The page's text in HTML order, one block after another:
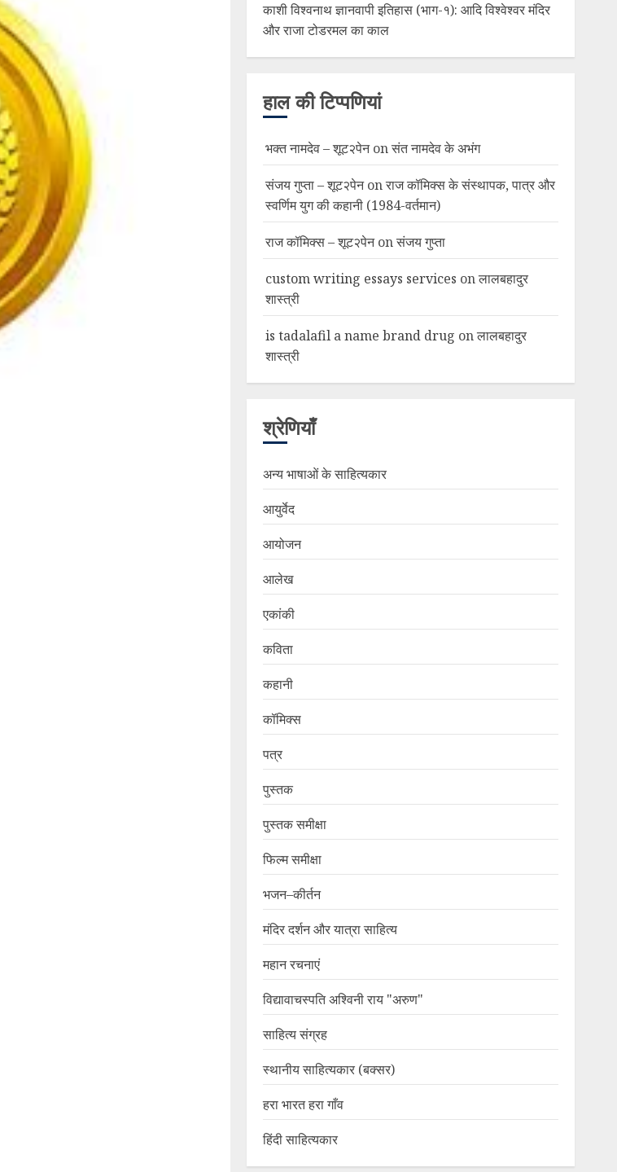
काशी विश्वनाथ ज्ञानवापी इतिहास (भाग-१): आदि विश्वेश्वर मंदिर
और राजा टोडरमल का काल
हाल की टिप्पणियां
भक्त नामदेव – शूट२पेनonसंत नामदेव के अभंग
संजय गुप्ता – शूट२पेनonराज कॉमिक्स के संस्थापक, पात्र और
स्वर्णिम युग की कहानी (1984-वर्तमान)
राज कॉमिक्स – शूट२पेनonसंजय गुप्ता
custom writing essays services onलालबहादुर
शास्त्री
is tadalafil a name brand drug onलालबहादुर
शास्त्री
श्रेणियाँ
अन्य भाषाओं के साहित्यकार
आयुर्वेद
आयोजन
आलेख
एकांकी
कविता
कहानी
कॉमिक्स
पत्र
पुस्तक
पुस्तक समीक्षा
फिल्म समीक्षा
भजन–कीर्तन
मंदिर दर्शन और यात्रा साहित्य
महान रचनाएं
विद्यावाचस्पति अश्विनी राय "अरुण"
साहित्य संग्रह
स्थानीय साहित्यकार (बक्सर)
हरा भारत हरा गाँव
हिंदी साहित्यकार